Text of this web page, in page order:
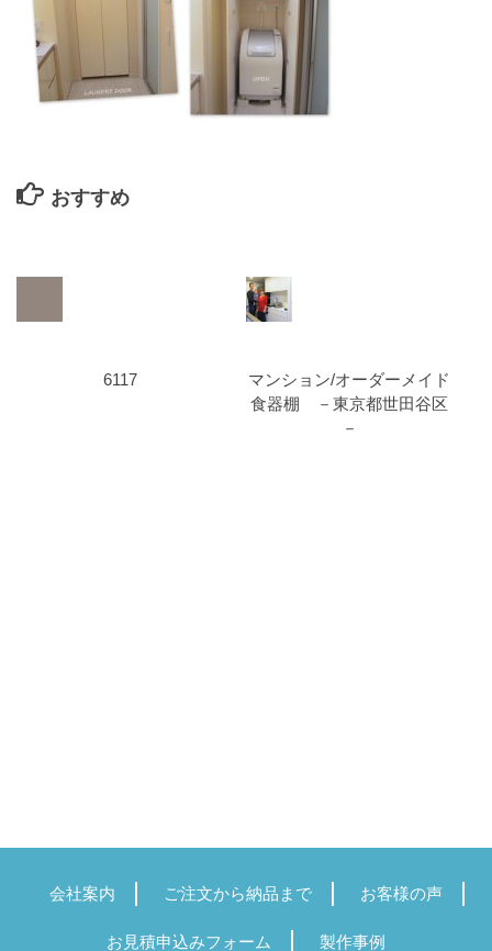
おすすめ
6117
マンション/オーダーメイド
食器棚 －東京都世田谷区
－
会社案内 ご注文から納品まで お客様の声
お見積申込みフォーム 製作事例